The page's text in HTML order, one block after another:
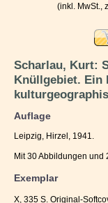
(inkl. MwSt.,
Scharlau, Kurt:
Knüllgebiet. Ein
Auflage
Leipzig, Hirzel, 1941.
Mit 30 Abbildungen und
Exemplar
X, 335 S. Original-